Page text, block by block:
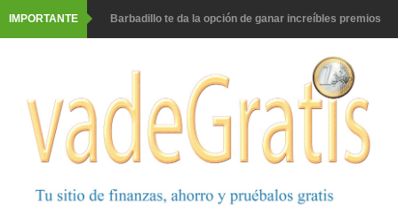
IMPORTANTE Barbadillo te da la opción de ganar increíbles premios
Prueba gratis Maison Perrier France
Gana premios Pokémon con Kellogg's
Corona te regala un velero inolvidable en velero y más
premios